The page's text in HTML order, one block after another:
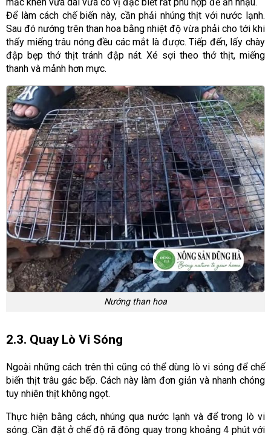
mắc khén vừa dai vừa có vị đặc biết rất phù hợp để ăn nhậu.
Để làm cách chế biến này, cần phải nhúng thịt với nước lạnh.
Sau đó nướng trên than hoa bằng nhiệt độ vừa phải cho tới khi
thấy miếng trâu nóng đều các mắt là được. Tiếp đến, lấy chày
đập bẹp thớ thịt tránh đập nát. Xé sợi theo thớ thịt, miếng
thanh và mảnh hơn mực.
Nướng than hoa
2.3. Quay Lò Vi Sóng
Ngoài những cách trên thì cũng có thể dùng lò vi sóng để chế
biến thịt trâu gác bếp. Cách này làm đơn giản và nhanh chóng
tuy nhiên thịt không ngọt.
Thực hiện bằng cách, nhúng qua nước lạnh và để trong lò vi
sóng. Cần đặt ở chế độ rã đông quay trong khoảng 4 phút với